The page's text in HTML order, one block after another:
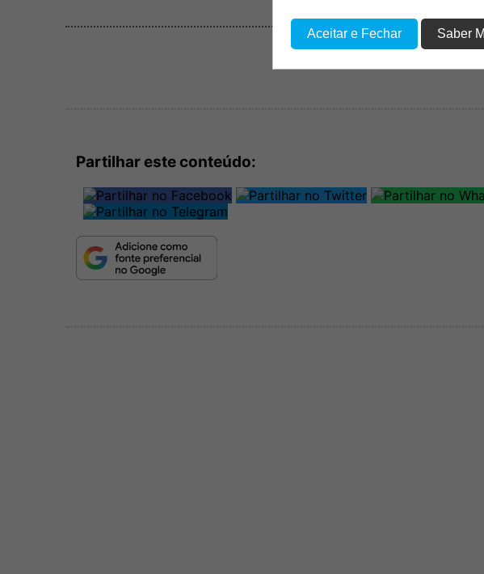
Partilhar este conteúdo:
Aceitar e Fechar Saber